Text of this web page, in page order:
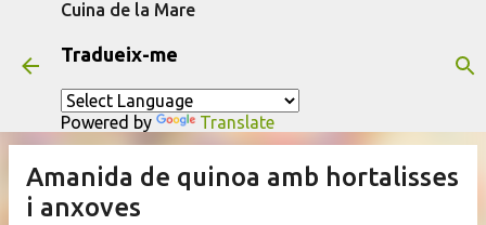
Cuina de la Mare
Tradueix-me
Powered by Translate
Amanida de quinoa amb hortalisses
i anxoves